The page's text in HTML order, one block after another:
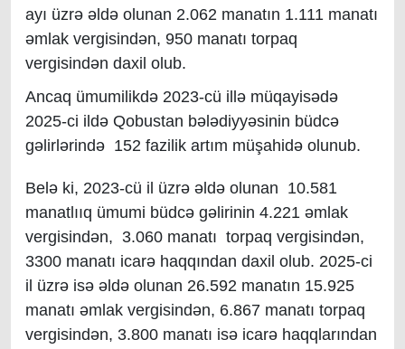
ayı üzrə əldə olunan 2.062 manatın 1.111 manatı
əmlak vergisindən, 950 manatı torpaq
vergisindən daxil olub.
Ancaq ümumilikdə 2023-cü illə müqayisədə
2025-ci ildə Qobustan bələdiyyəsinin büdcə
gəlirlərində 152 fazilik artım müşahidə olunub.
Belə ki, 2023-cü il üzrə əldə olunan 10.581
manatlııq ümumi büdcə gəlirinin 4.221 əmlak
vergisindən, 3.060 manatı torpaq vergisindən,
3300 manatı icarə haqqından daxil olub. 2025-ci
il üzrə isə əldə olunan 26.592 manatın 15.925
manatı əmlak vergisindən, 6.867 manatı torpaq
vergisindən, 3.800 manatı isə icarə haqqlarından